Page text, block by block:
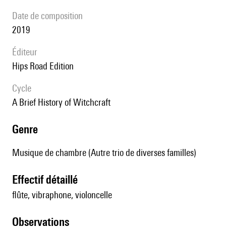
date de composition
2019
éditeur
Hips Road Edition
Cycle
A Brief History of Witchcraft
genre
Musique de chambre (Autre trio de diverses familles)
effectif détaillé
flûte, vibraphone, violoncelle
observations